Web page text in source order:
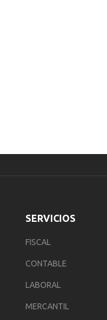
SERVICIOS
FISCAL
CONTABLE
LABORAL
MERCANTIL